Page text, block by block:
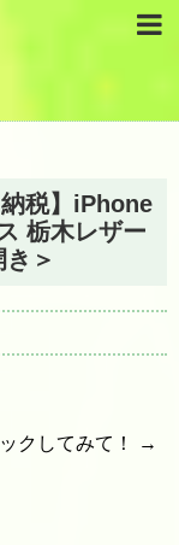
税】iPhone
栃木レザー
＞
クしてみて！ →